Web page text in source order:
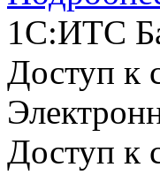
1С:ИТС
Доступ к
Доступ к